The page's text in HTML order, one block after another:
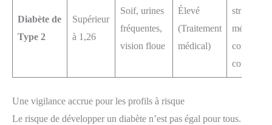
Diabète de
Type 2
Supérieur
à 1,26
Soif, urines
fréquentes,
vision floue
Élevé
(Traitement
médical)
strict,
contrôle
Une vigilance accrue pour les profils à risque
Le risque de développer un diabète n’est pas égal pour tous.